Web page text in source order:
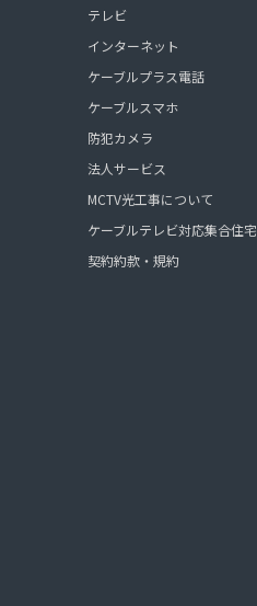
テレビ
インターネット
ケーブルプラス電話
ケーブルスマホ
防犯カメラ
法人サービス
MCTV光工事について
ケーブルテレビ対応集合住宅
契約約款・規約